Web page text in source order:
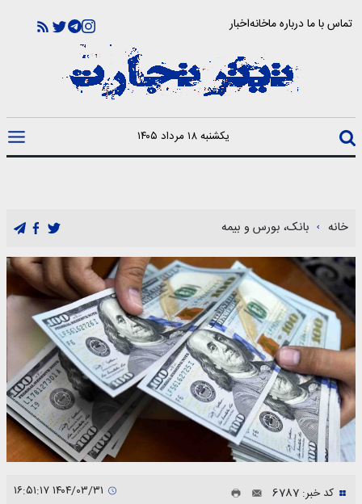
تماس با مادرباره ماخانهاخبار
یکشنبه ۱۸ مرداد ۱۴۰۵
خانه بانک، بورس و بیمه
کد خبر: 6787